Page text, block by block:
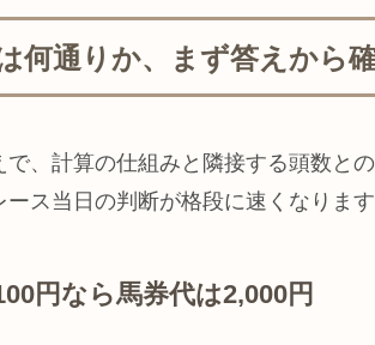
何通りか、まず答えから
、計算の仕組みと隣接する頭数と
ス当日の判断が格段に速くなります
円なら馬券代は2,000円